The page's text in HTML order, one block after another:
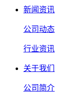
新闻资讯
公司动态
行业资讯
关于我们
公司简介